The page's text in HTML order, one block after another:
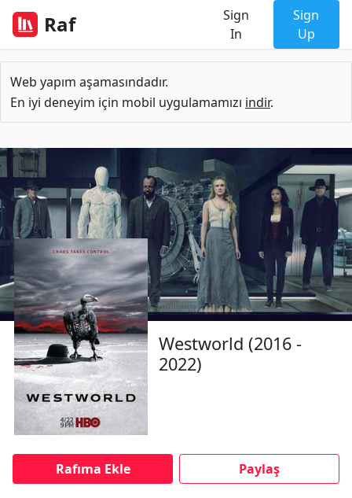
Raf
Sign
In
Sign
Up
Web yapım aşamasındadır.
En iyi deneyim için mobil uygulamamızı indir.
Westworld (2016 -
2022)
Rafıma Ekle Paylaş